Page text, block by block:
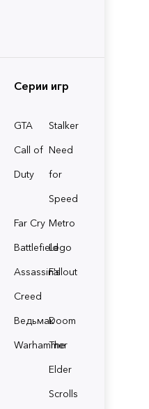
Серии игр
GTA
Stalker
Call of
Duty
Need
for
Speed
Far Cry Metro
BattlefieldLego
Assassin's
Creed
Fallout
ВедьмакDoom
Warhammer
The
Elder
Scrolls